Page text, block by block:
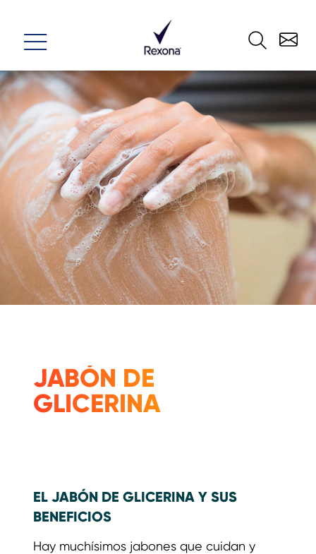
JABÓN DE
GLICERINA
EL JABÓN DE GLICERINA Y SUS
BENEFICIOS
Hay muchísimos jabones que cuidan y